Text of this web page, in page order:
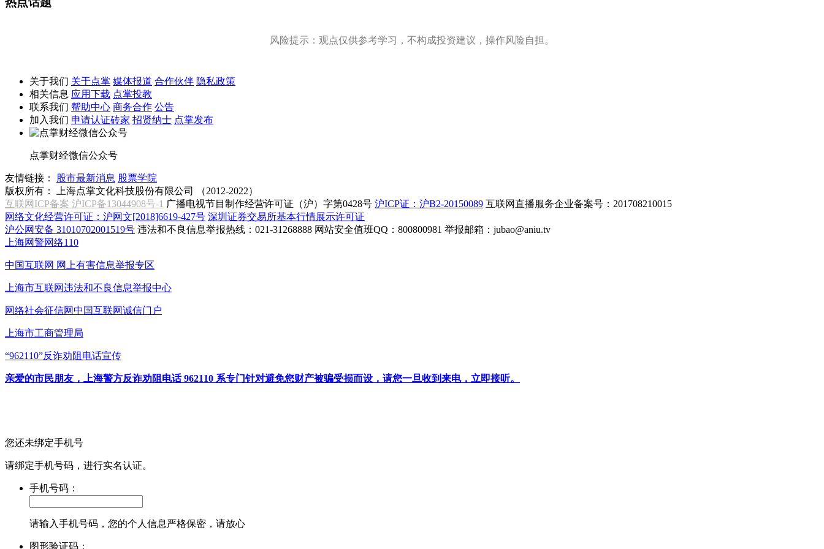
风险提示：观点仅供参考学习，不构成投资建议，操作风险自担。
关于我们 关于点掌 媒体报道 合作伙伴 隐私政策
相关信息 应用下载 点掌投教
联系我们 帮助中心 商务合作 公告
加入我们 申请认证砖家 招贤纳士 点掌发布
点掌财经微信公众号
友情链接： 股市最新消息 股票学院
版权所有：
上海点掌文化科技股份有限公司 （2012-2022）
互联网ICP备案 沪ICP备13044908号-1 广播电视节目制作经营许可证（沪）字第0428号 沪ICP证：沪B2-20150089 互联网直播服务企业备案号：201708210015
网络文化经营许可证：沪网文[2018]6619-427号 深圳证券交易所基本行情展示许可证
沪公网安备 31010702001519号 违法和不良信息举报热线：021-31268888 网站安全值班QQ：800800981 举报邮箱： jubao@aniu.tv
上海网警网络110
中国互联网 网上有害信息举报专区
上海市互联网违法和不良信息举报中心
网络社会征信网中国互联网诚信门户
上海市工商管理局
“962110”反诈劝阻电话宣传
亲爱的市民朋友，上海警方反诈劝阻电话 962110 系专门针对避免您财产被骗受损而设，请您一旦收到来电，立即接听。
您还未绑定手机号
请绑定手机号码，进行实名认证。
手机号码：
请输入手机号码，您的个人信息严格保密，请放心
图形验证码：